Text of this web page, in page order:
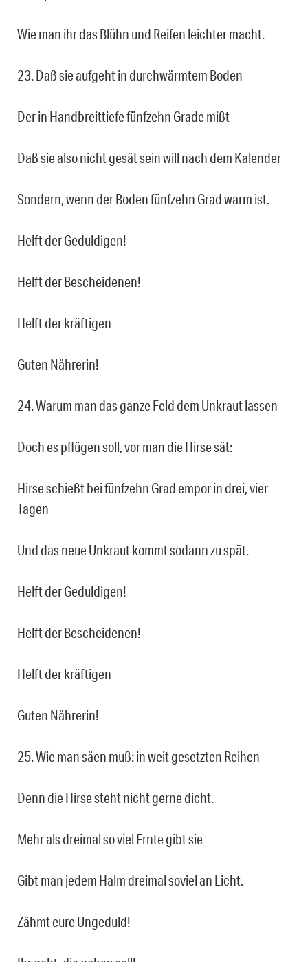
Wie man ihr das Blühn und Reifen leichter macht.
23. Daß sie aufgeht in durchwärmtem Boden
Der in Handbreittiefe fünfzehn Grade mißt
Daß sie also nicht gesät sein will nach dem Kalender
Sondern, wenn der Boden fünfzehn Grad warm ist.
Helft der Geduldigen!
Helft der Bescheidenen!
Helft der kräftigen
Guten Nährerin!
24. Warum man das ganze Feld dem Unkraut lassen
Doch es pflügen soll, vor man die Hirse sät:
Hirse schießt bei fünfzehn Grad empor in drei, vier
Tagen
Und das neue Unkraut kommt sodann zu spät.
Helft der Geduldigen!
Helft der Bescheidenen!
Helft der kräftigen
Guten Nährerin!
25. Wie man säen muß: in weit gesetzten Reihen
Denn die Hirse steht nicht gerne dicht.
Mehr als dreimal so viel Ernte gibt sie
Gibt man jedem Halm dreimal soviel an Licht.
Zähmt eure Ungeduld!